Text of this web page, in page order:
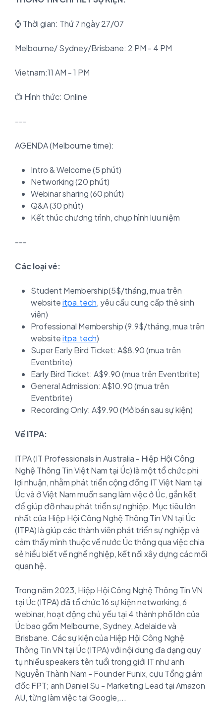
⌚ Thời gian: Thứ 7 ngày 27/07
Melbourne/ Sydney/Brisbane: 2 PM - 4 PM
Vietnam:11 AM - 1 PM
📺 Hình thức: Online
---
AGENDA (Melbourne time):
Intro & Welcome (5 phút)
Networking (20 phút)
Webinar sharing (60 phút)
Q&A (30 phút)
Kết thúc chương trình, chụp hình lưu niệm
---
Các loại vé:
Student Membership(5$/tháng, mua trên
websiteitpa.tech, yêu cầu cung cấp thẻ sinh
viên)
Professional Membership (9.9$/tháng, mua trên
websiteitpa.tech)
Super Early Bird Ticket: A$8.90 (mua trên
Eventbrite)
Early Bird Ticket: A$9.90 (mua trên Eventbrite)
General Admission: A$10.90 (mua trên
Eventbrite)
Recording Only: A$9.90 (Mở bán sau sự kiện)
Về ITPA:
ITPA (IT Professionals in Australia - Hiệp Hội Công
Nghệ Thông Tin Việt Nam tại Úc) là một tổ chức phi
lợi nhuận, nhằm phát triển cộng đồng IT Việt Nam tại
Úc và ở Việt Nam muốn sang làm việc ở Úc, gắn kết
để giúp đỡ nhau phát triển sự nghiệp. Mục tiêu lớn
nhất của Hiệp Hội Công Nghệ Thông Tin VN tại Úc
(ITPA) là giúp các thành viên phát triển sự nghiệp và
cảm thấy mình thuộc về nước Úc thông qua việc chia
sẻ hiểu biết về nghề nghiệp, kết nối xây dựng các mối
quan hệ.
Trong năm 2023, Hiệp Hội Công Nghệ Thông Tin VN
tại Úc (ITPA) đã tổ chức 16 sự kiện networking, 6
webinar, hoạt động chủ yếu tại 4 thành phố lớn của
Úc bao gồm Melbourne, Sydney, Adelaide và
Brisbane. Các sự kiện của Hiệp Hội Công Nghệ
Thông Tin VN tại Úc (ITPA) với nội dung đa dạng quy
tụ nhiều speakers tên tuổi trong giới IT như anh
Nguyễn Thành Nam - Founder Funix, cựu Tổng giám
đốc FPT; anh Daniel Su - Marketing Lead tại Amazon
AU, từng làm việc tại Google,...